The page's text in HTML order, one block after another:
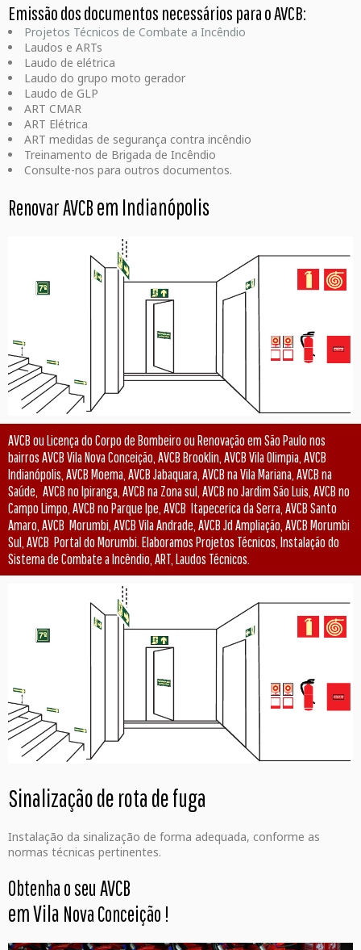
Emissão dos documentos necessários para o AVCB:
Projetos Técnicos de Combate a Incêndio
Laudos e ARTs
Laudo de elétrica
Laudo do grupo moto gerador
Laudo de GLP
ART CMAR
ART Elétrica
ART medidas de segurança contra incêndio
Treinamento de Brigada de Incêndio
Consulte-nos para outros documentos.
Renovar AVCB em Indianópolis
AVCB ou Licença do Corpo de Bombeiro ou Renovação em São Paulo nos
bairros AVCB Vila Nova Conceição, AVCB Brooklin, AVCB Vila Olimpia, AVCB
Indianópolis, AVCB Moema, AVCB Jabaquara, AVCB na Vila Mariana, AVCB na
Saúde, AVCB no Ipiranga, AVCB na Zona sul, AVCB no Jardim São Luis, AVCB no
Campo Limpo, AVCB no Parque Ipe, AVCB Itapecerica da Serra, AVCB Santo
Amaro, AVCB Morumbi, AVCB Vila Andrade, AVCB Jd Ampliação, AVCB Morumbi
Sul, AVCB Portal do Morumbi. Elaboramos Projetos Técnicos, Instalação do
Sistema de Combate a Incêndio, ART, Laudos Técnicos.
Sinalização de rota de fuga
Instalação da sinalização de forma adequada, conforme as
normas técnicas pertinentes.
Obtenha o seu AVCB
em Vila Nova Conceição !